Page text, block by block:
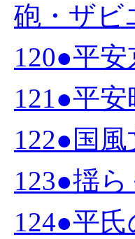
砲・ザビ
120●平
121●平
122●国
123●揺
124●平